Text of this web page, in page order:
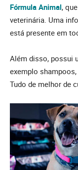
Fórmula Animal,
veterinária. Uma
está presente em
Além disso, possui
exemplo
Tudo de melhor de